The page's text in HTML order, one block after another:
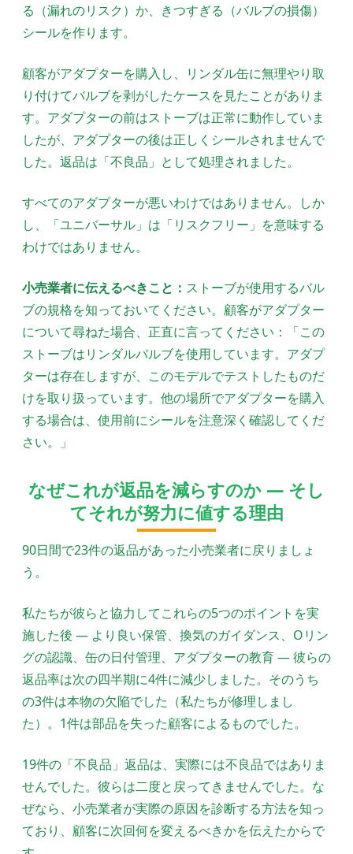
る（漏れのリスク）か、きつすぎる（バルブの損傷）
シールを作ります。
顧客がアダプターを購入し、リンダル缶に無理やり取
り付けてバルブを剥がしたケースを見たことがありま
す。アダプターの前はストーブは正常に動作していま
したが、アダプターの後は正しくシールされませんで
した。返品は「不良品」として処理されました。
すべてのアダプターが悪いわけではありません。しか
し、「ユニバーサル」は「リスクフリー」を意味する
わけではありません。
小売業者に伝えるべきこと： ストーブが使用するバル
ブの規格を知っておいてください。顧客がアダプター
について尋ねた場合、正直に言ってください：「この
ストーブはリンダルバルブを使用しています。アダプ
ターは存在しますが、このモデルでテストしたものだ
けを取り扱っています。他の場所でアダプターを購入
する場合は、使用前にシールを注意深く確認してくだ
さい。」
なぜこれが返品を減らすのか — そし
てそれが努力に値する理由
90日間で23件の返品があった小売業者に戻りましょ
う。
私たちが彼らと協力してこれらの5つのポイントを実
施した後 — より良い保管、換気のガイダンス、Oリン
グの認識、缶の日付管理、アダプターの教育 — 彼らの
返品率は次の四半期に4件に減少しました。そのうち
の3件は本物の欠陥でした（私たちが修理しまし
た）。1件は部品を失った顧客によるものでした。
19件の「不良品」返品は、実際には不良品ではありま
せんでした。彼らは二度と戻ってきませんでした。な
ぜなら、小売業者が実際の原因を診断する方法を知っ
ており、顧客に次回何を変えるべきかを伝えたからで